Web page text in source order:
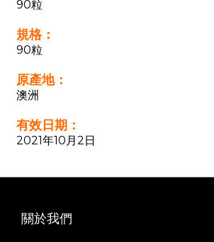
90粒
規格：
90粒
原產地：
澳洲
有效日期：
2021年10月2日
關於我們